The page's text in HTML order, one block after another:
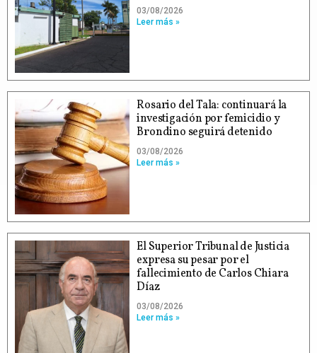
03/08/2026
Leer más »
Rosario del Tala: continuará la
investigación por femicidio y
Brondino seguirá detenido
03/08/2026
Leer más »
El Superior Tribunal de Justicia
expresa su pesar por el
fallecimiento de Carlos Chiara
Díaz
03/08/2026
Leer más »